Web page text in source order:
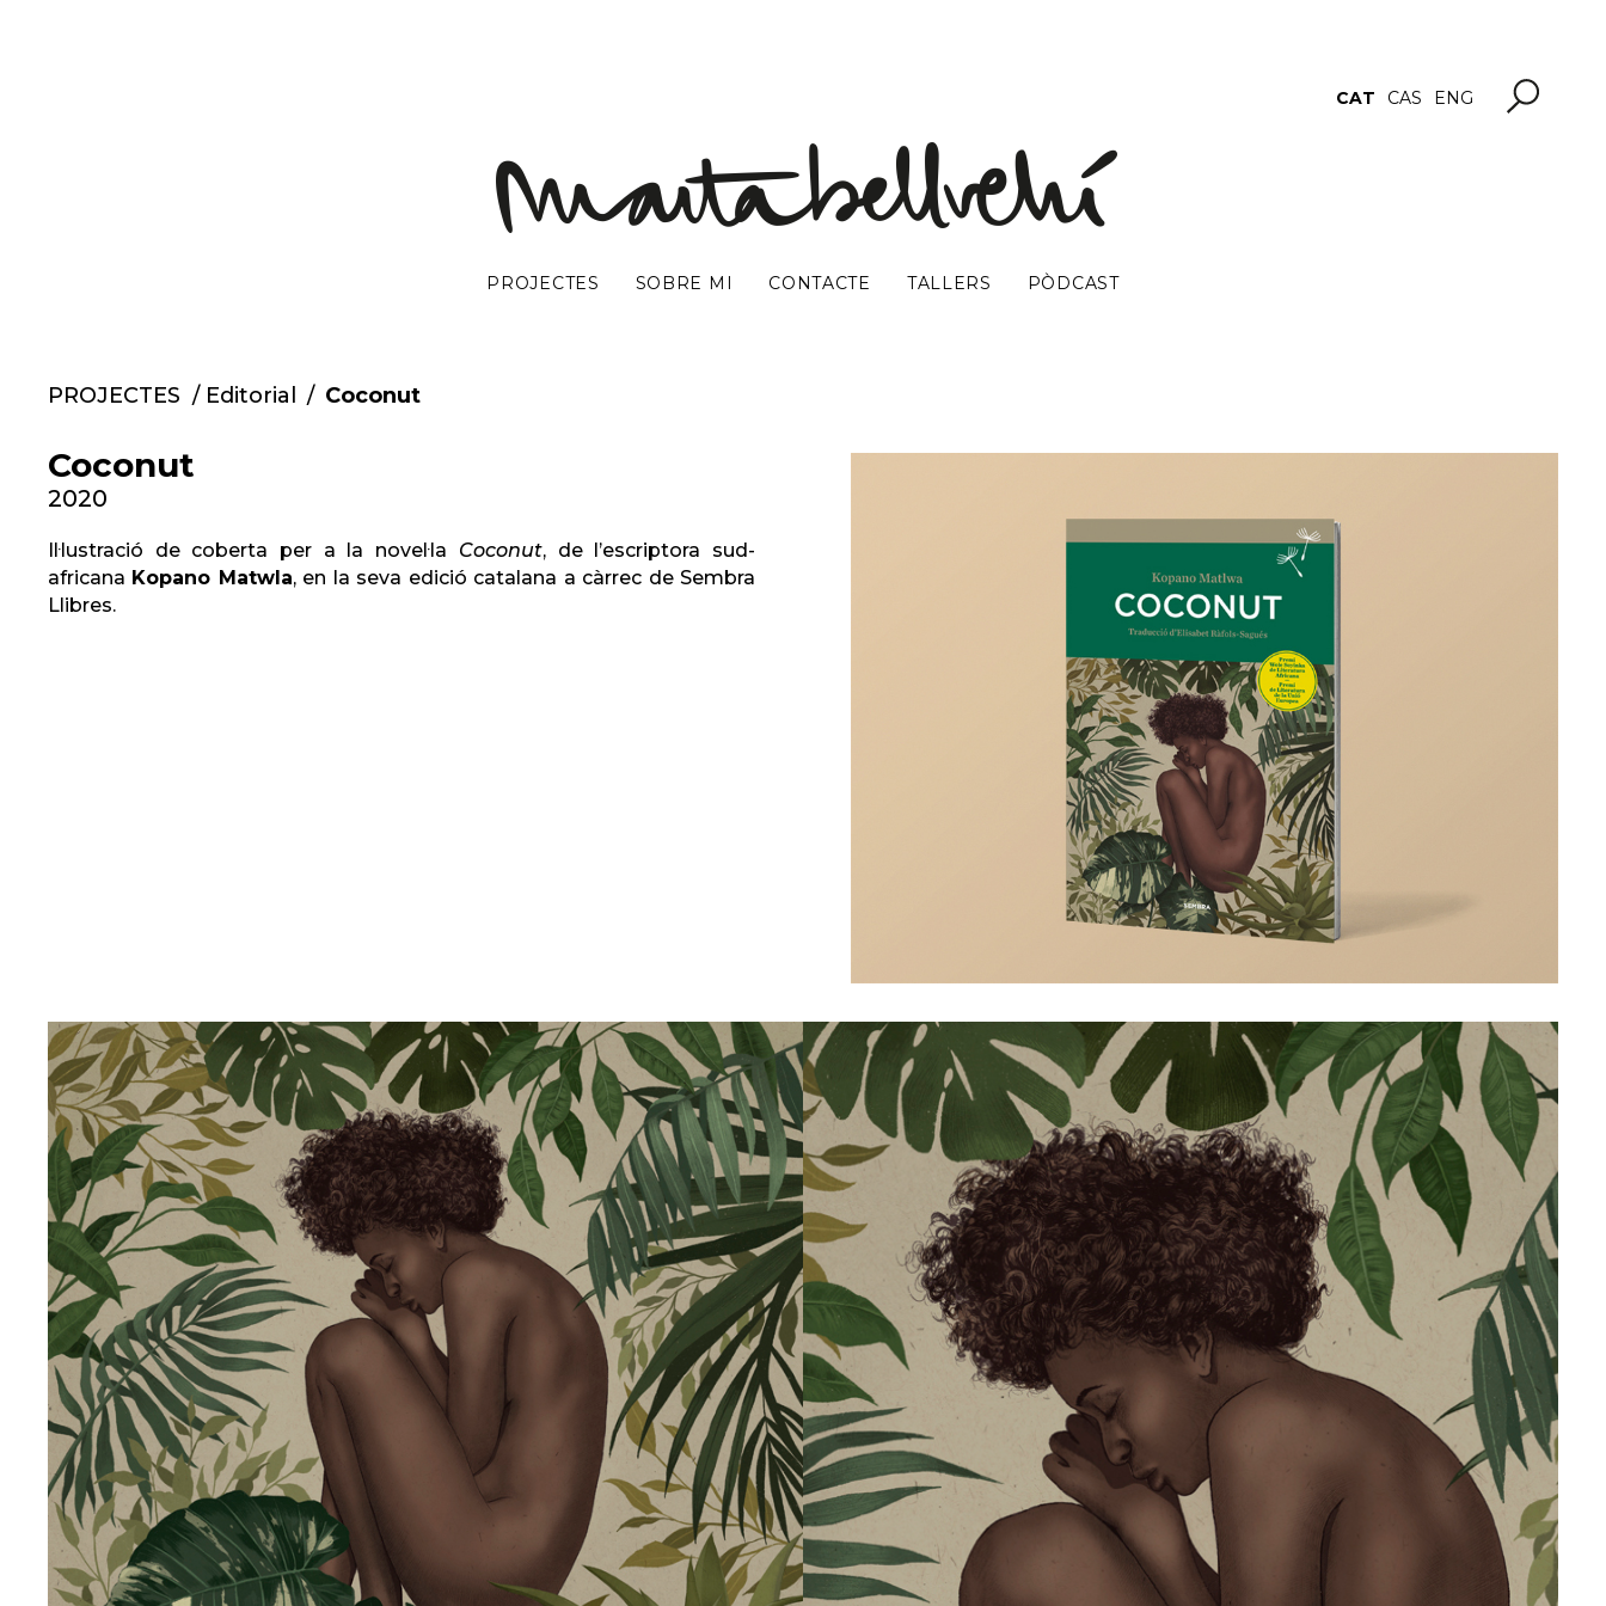
CAT CAS ENG
PROJECTES SOBRE MI CONTACTE TALLERS PÒDCAST
PROJECTES / Editorial / Coconut
Coconut
2020
Il·lustració de coberta per a la novel·la Coconut, de l’escriptora sud-
africana Kopano Matwla, en la seva edició catalana a càrrec de Sembra
Llibres.